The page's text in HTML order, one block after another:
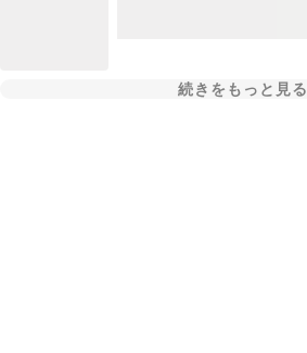
続きをもっと見る